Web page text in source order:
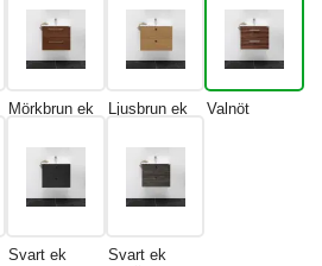
Mörkbrun ek Ljusbrun ek Valnöt
Svart ek
Svart ek